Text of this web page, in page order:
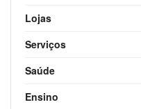
Lojas
Serviços
Saúde
Ensino